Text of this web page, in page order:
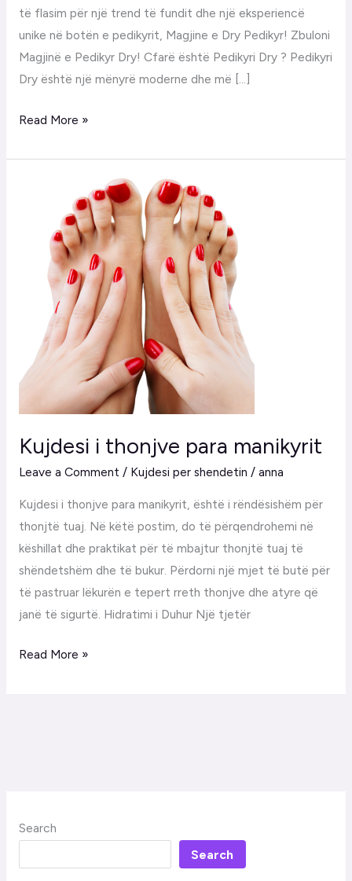
të flasim për një trend të fundit dhe një eksperiencë
unike në botën e pedikyrit, Magjine e Dry Pedikyr! Zbuloni
Magjinë e Pedikyr Dry! Cfarë është Pedikyri Dry ? Pedikyri
Dry është një mënyrë moderne dhe më […]
Read More »
Kujdesi i thonjve para manikyrit
Leave a Comment / Kujdesi per shendetin / anna
Kujdesi i thonjve para manikyrit, është i rëndësishëm për
thonjtë tuaj. Në këtë postim, do të përqendrohemi në
këshillat dhe praktikat për të mbajtur thonjtë tuaj të
shëndetshëm dhe të bukur. Përdorni një mjet të butë për
të pastruar lëkurën e tepert rreth thonjve dhe atyre që
janë të sigurtë. Hidratimi i Duhur Një tjetër
thonjve
manikyrit
Read More »
Search
Search